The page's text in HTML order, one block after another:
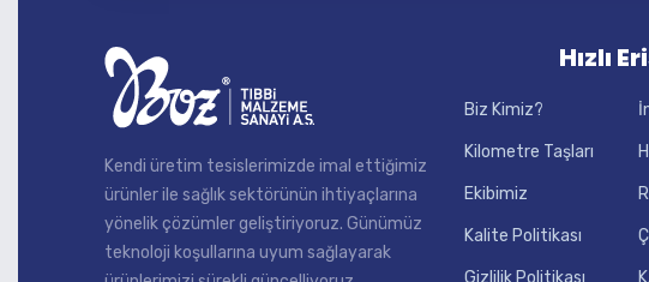
Kendi üretim tesislerimizde imal ettiğimiz
ürünler ile sağlık sektörünün ihtiyaçlarına
yönelik çözümler geliştiriyoruz. Günümüz
teknoloji koşullarına uyum sağlayarak
Hızlı
Biz Kimiz?
Kilometre Taşları
Ekibimiz
Kalite Politikası
Gizlilik Politikası